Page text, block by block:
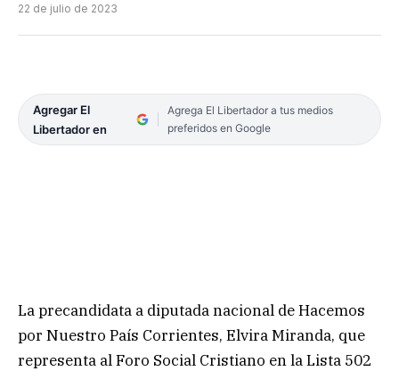
22 de julio de 2023
Agregar El
Libertador en
Agrega El Libertador a tus medios
preferidos en Google
La precandidata a diputada nacional de Hacemos
por Nuestro País Corrientes, Elvira Miranda, que
representa al Foro Social Cristiano en la Lista 502